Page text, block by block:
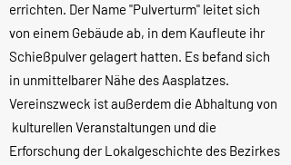
errichten. Der Name "Pulverturm" leitet sich
von einem Gebäude ab, in dem Kaufleute ihr
Schießpulver gelagert hatten. Es befand sich
in unmittelbarer Nähe des Aasplatzes.
Vereinszweck ist außerdem die Abhaltung von
kulturellen Veranstaltungen und die
Erforschung der Lokalgeschichte des Bezirkes